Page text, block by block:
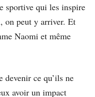
sportive qui les inspire
on peut y arriver. Et
Naomi et même
devenir ce qu’ils ne
avoir un impact